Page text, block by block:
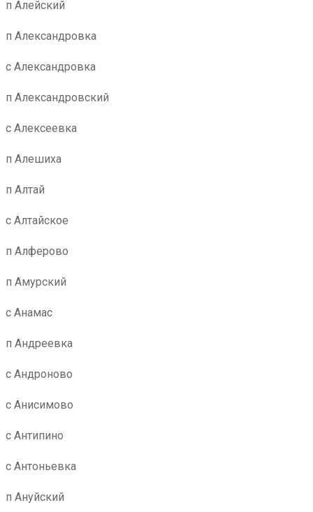
п Алейский
п Александровка
с Александровка
п Александровский
с Алексеевка
п Алешиха
п Алтай
с Алтайское
п Алферово
п Амурский
с Анамас
п Андреевка
с Андроново
с Анисимово
с Антипино
с Антоньевка
п Ануйский